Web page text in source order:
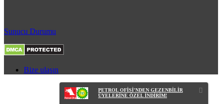
Sunucu Durumu
Bize ulaşın
PETROL OFİSİ'NDEN GEZENBİLİR
ÜYELERİNE ÖZEL İNDİRİM!